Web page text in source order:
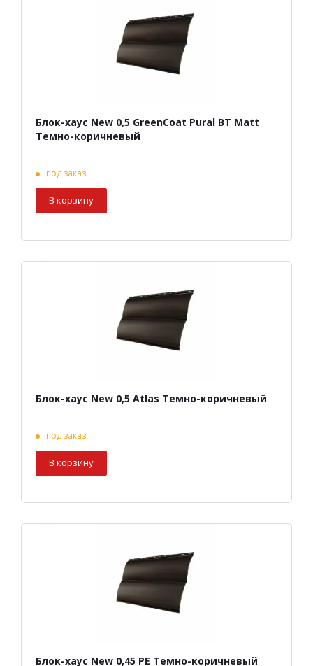
Блок-хаус New 0,5 GreenCoat Pural BT Matt
Темно-коричневый
под заказ
В корзину
Блок-хаус New 0,5 Atlas Темно-коричневый
под заказ
В корзину
Блок-хаус New 0,45 PE Темно-коричневый